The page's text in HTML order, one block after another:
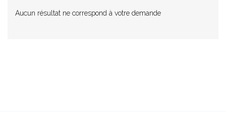
Aucun résultat ne correspond à votre demande